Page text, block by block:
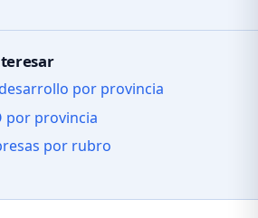
por provincia
por provincia
por rubro